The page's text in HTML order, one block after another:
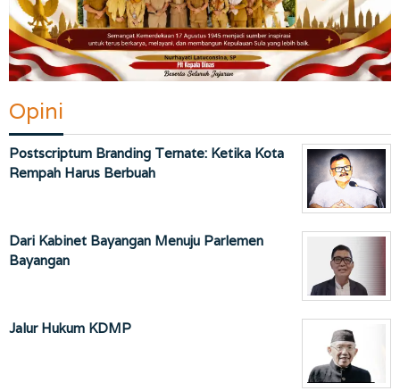
Opini
Postscriptum Branding Ternate: Ketika Kota
Rempah Harus Berbuah
Dari Kabinet Bayangan Menuju Parlemen
Bayangan
Jalur Hukum KDMP